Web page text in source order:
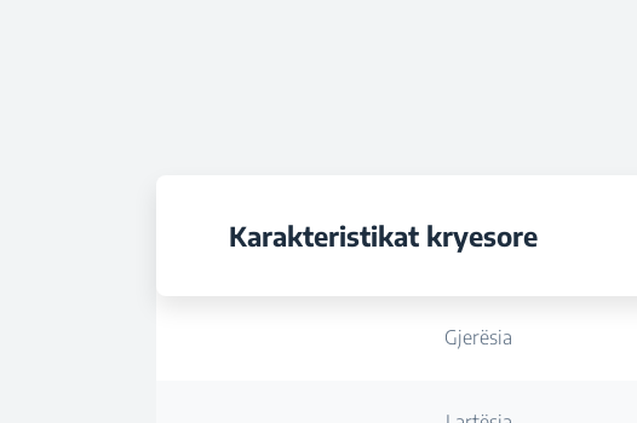
Karakteristikat kryesore
Gjerësia